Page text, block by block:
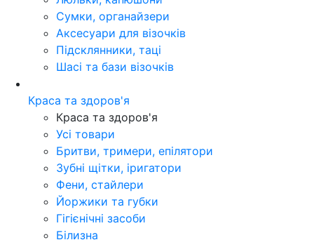
Сумки, органайзери
Аксесуари для візочків
Підсклянники, таці
Шасі та бази візочків
Краса та здоров'я
Краса та здоров'я
Усі товари
Бритви, тримери, епілятори
Зубні щітки, іригатори
Фени, стайлери
Йоржики та губки
Гігієнічні засоби
Білизна